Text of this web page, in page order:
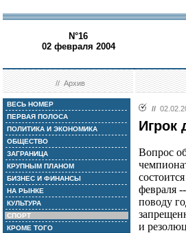
N°16
02 февраля 2004
//Архив
ВЕСЬ НОМЕР
ПЕРВАЯ ПОЛОСА
ПОЛИТИКА И ЭКОНОМИКА
ОБЩЕСТВО
ЗАГРАНИЦА
КРУПНЫМ ПЛАНОМ
БИЗНЕС И ФИНАНСЫ
НА РЫНКЕ
КУЛЬТУРА
СПОРТ
КРОМЕ ТОГО
//
Игрок
Вопрос
февраля
поводу
и